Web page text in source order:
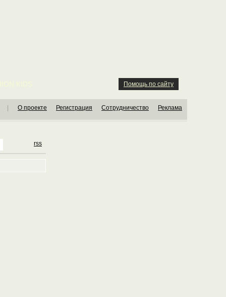
Помощь по сайту
О проекте Регистрация Сотрудничество Реклама
rss